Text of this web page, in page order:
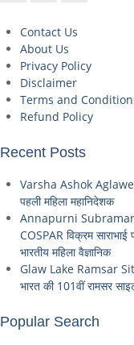
Contact Us
About Us
Privacy Policy
Disclaimer
Terms and
Refund Policy
Recent Posts
Varsha Ashok Aglawe:
पहली महिला महानिदेशक
Annapurni
COSPAR विक्रम
भारतीय महिला वैज्ञानिक
Glaw Lake Ramsar
भारत की 101वीं रामसर
Popular Search